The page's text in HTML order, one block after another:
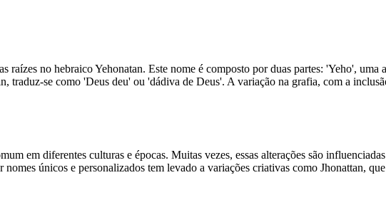
raízes no hebraico Yehonatan. Este nome é composto por duas partes: 'Yeho',
traduz-se como 'Deus deu' ou 'dádiva de Deus'. A variação na grafia, com a
em diferentes culturas e épocas. Muitas vezes, essas alterações são
únicos e personalizados tem levado a variações criativas como Jhonattan,